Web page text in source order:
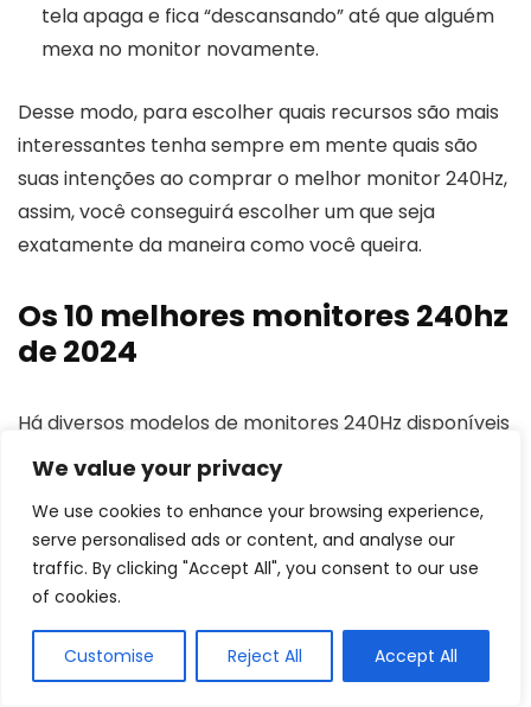
We value your privacy
We use cookies to enhance your browsing experience,
serve personalised ads or content, and analyse our
traffic. By clicking "Accept All", you consent to our use
of cookies.
Customise Reject All Accept All
tela apaga e fica “descansando” até que alguém
mexa no monitor novamente.
Desse modo, para escolher quais recursos são mais
interessantes tenha sempre em mente quais são
suas intenções ao comprar o melhor monitor 240Hz,
assim, você conseguirá escolher um que seja
exatamente da maneira como você queira.
Os 10 melhores monitores 240hz
de 2024
Há diversos modelos de monitores 240Hz disponíveis
para venda no mercado sendo que eles diferem em
questão de preço, tamanho, tecnologia, formato e
alguns outros pontos. Pensando nisso, para que você
consiga escolher qual atende melhor às suas
necessidades, nós separamos os 10 melhores
seu ainda hoje!